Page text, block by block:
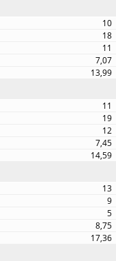
10
18
11
7,07
13,99
11
19
12
7,45
14,59
13
9
5
8,75
17,36